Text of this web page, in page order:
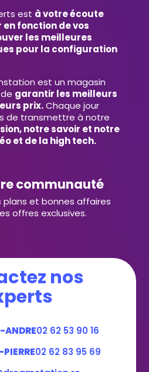
est à votre écoute
fonction de vos
les meilleures
pour la configuration
est un magasin
garantir les meilleurs
prix.Chaque jour
de transmettre à notre
notre savoir et notre
et de la high tech.
communauté
plans et bonnes affaires
offres exclusives.
nos
ANDRE02 62 53 90 16
02 62 83 95 69